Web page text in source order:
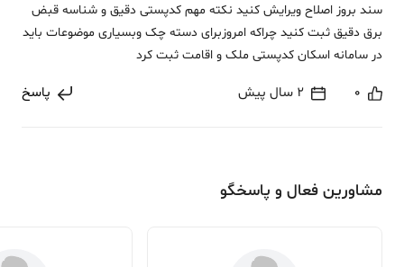
سند بروز اصلاح ویرایش کنید نکته مهم کدپستی دقیق و شناسه قبض
برق دقیق ثبت کنید چراکه امروزبرای دسته چک وبسیاری موضوعات باید
در سامانه اسکان کدپستی ملک و اقامت ثبت کرد
0 2 سال پیش پاسخ
مشاورین فعال و پاسخگو